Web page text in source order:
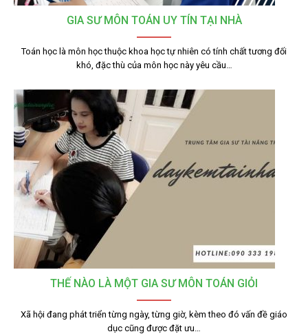
GIA SƯ MÔN TOÁN UY TÍN TẠI NHÀ
Toán học là môn học thuộc khoa học tự nhiên có tính chất tương đối
khó, đặc thù của môn học này yêu cầu…
THẾ NÀO LÀ MỘT GIA SƯ MÔN TOÁN GIỎI
Xã hội đang phát triển từng ngày, từng giờ, kèm theo đó vấn đề giáo
dục cũng được đặt ưu…